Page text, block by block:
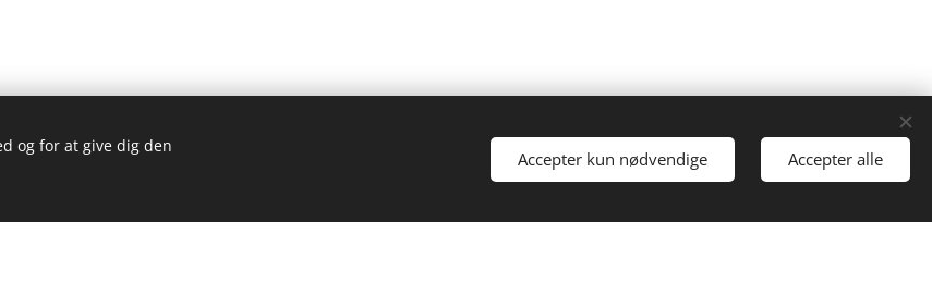
Drevet af Webnode
og for at give dig den
Accepter kun nødvendige Accepter alle